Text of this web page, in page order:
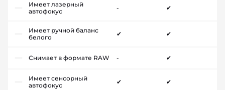
Имеет лазерный
автофокус
- ✔
Имеет ручной баланс
белого
✔ ✔
Снимает в формате RAW - ✔
Имеет сенсорный
автофокус
✔ ✔